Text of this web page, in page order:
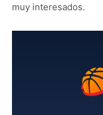
muy interesados.